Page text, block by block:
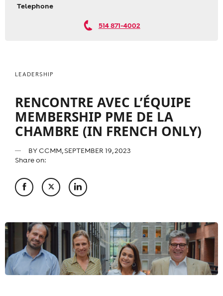
Telephone
514 871-4002
LEADERSHIP
RENCONTRE AVEC L’ÉQUIPE
MEMBERSHIP PME DE LA
CHAMBRE (IN FRENCH ONLY)
BY CCMM, SEPTEMBER 19, 2023
Share on: